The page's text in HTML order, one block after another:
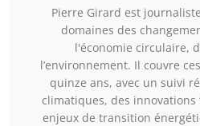
Pierre Girard est
domaines des
l'économie circulaire,
l’environnement. Il couvre
quinze ans, avec un suivi
climatiques, des
enjeux de transition